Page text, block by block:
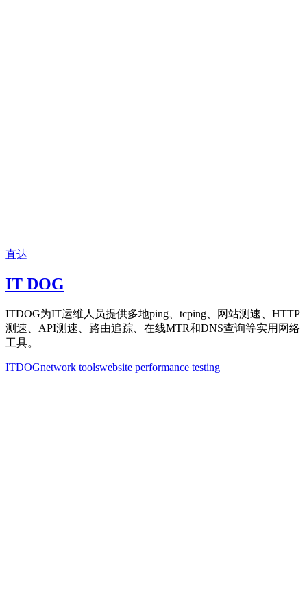
直达
IT DOG
ITDOG为IT运维人员提供多地ping、tcping、网站测速、HTTP
测速、API测速、路由追踪、在线MTR和DNS查询等实用网络
工具。
ITDOGnetwork toolswebsite performance testing